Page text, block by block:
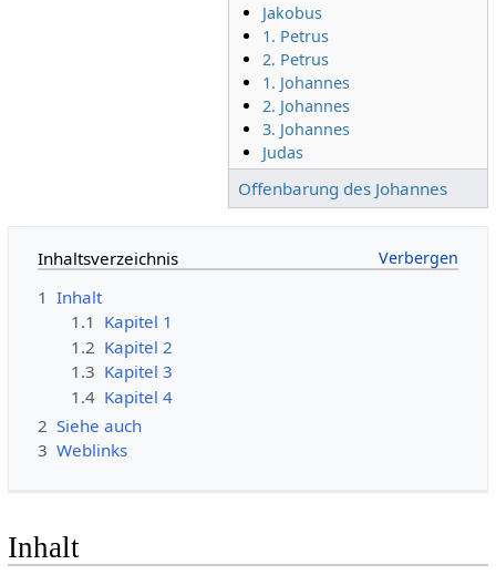
Jakobus
1. Petrus
2. Petrus
1. Johannes
2. Johannes
3. Johannes
Judas
Offenbarung des Johannes
Inhaltsverzeichnis
1 Inhalt
1.1 Kapitel 1
1.2 Kapitel 2
1.3 Kapitel 3
1.4 Kapitel 4
2 Siehe auch
3 Weblinks
Inhalt